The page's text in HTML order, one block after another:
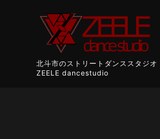
北斗市のストリートダンススタジオ
ZEELE dancestudio